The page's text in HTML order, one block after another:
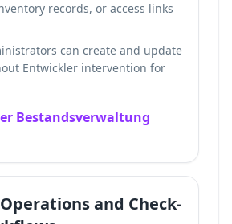
records, or access links
can create and update
Entwickler intervention for
Bestandsverwaltung
and Check-